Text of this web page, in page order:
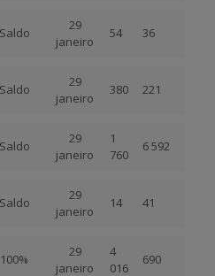
Saldo
29
janeiro
54 36
Saldo
29
janeiro
380 221
Saldo
29
janeiro
1
760
6 592
Saldo
29
janeiro
14 41
100%
29
janeiro
4
016
690